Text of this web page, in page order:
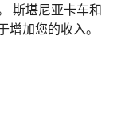
斯堪尼亚卡车和
增加您的收入。